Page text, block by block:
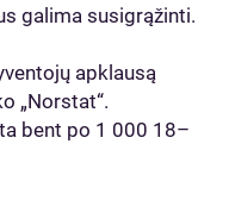
galima susigrąžinti.
apklausą
„Norstat“.
bent po 1 000 18–